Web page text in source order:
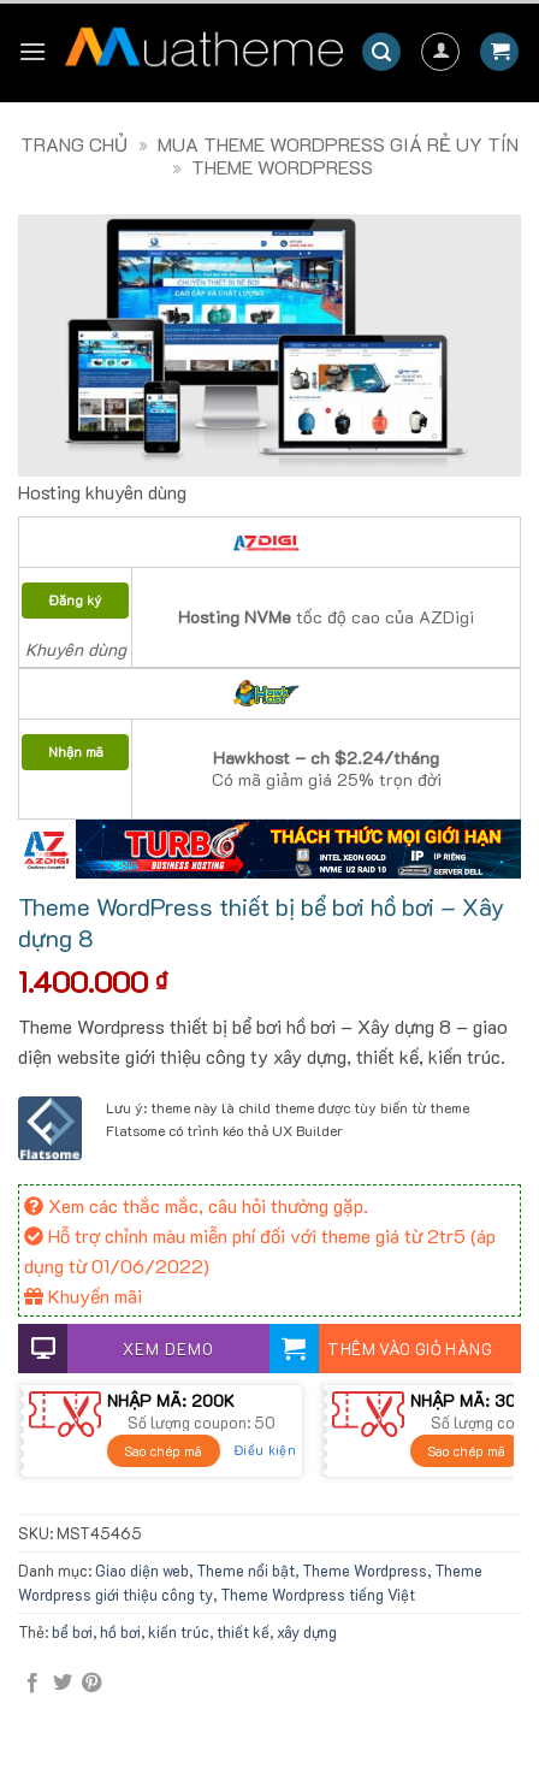
TRANG CHỦ » MUA THEME WORDPRESS GIÁ RẺ UY TÍN
» THEME WORDPRESS
Hosting khuyên dùng
Đăng ký
Khuyên dùng
Hosting NVMe tốc độ cao của AZDigi
Nhận mã
Hawkhost – ch $2.24/tháng
Có mã giảm giá 25% trọn đời
Theme WordPress thiết bị bể bơi hồ bơi – Xây
dựng 8
1.400.000 ₫
Theme Wordpress thiết bị bể bơi hồ bơi – Xây dựng 8 – giao
diện website giới thiệu công ty xây dựng, thiết kế, kiến trúc.
Lưu ý: theme này là child theme được tùy biến từ theme
Flatsome có trình kéo thả UX Builder
Xem các thắc mắc, câu hỏi thường gặp.
Hỗ trợ chỉnh màu miễn phí đối với theme giá từ 2tr5 (áp
dụng từ 01/06/2022)
Khuyến mãi
XEM DEMO THÊM VÀO GIỎ HÀNG
NHẬP MÃ: 200K
Số lượng coupon: 50
Sao chép mã Điều kiện
NHẬP MÃ: 300K
Số lượng
Sao chép mã
SKU: MST45465
Danh mục:Giao diện web, Theme nổi bật, Theme Wordpress, Theme
Wordpress giới thiệu công ty, Theme Wordpress tiếng Việt
Thẻ:bể bơi,hồ bơi,kiến trúc,thiết kế, xây dựng